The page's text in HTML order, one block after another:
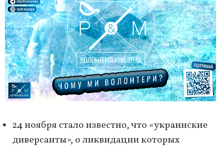
24 ноября стало известно, что «украинские
диверсанты», о ликвидации которых